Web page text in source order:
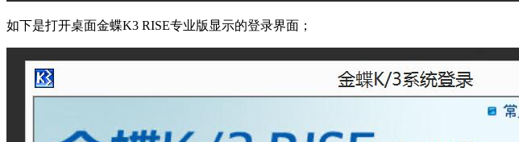
如下是打开桌面金蝶K3 RISE专业版显示的登录界面；